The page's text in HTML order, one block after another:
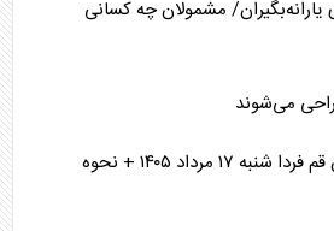
مشمولان چه کسانی
می‌شوند
جدول قطعی برق استان قم فردا شنبه ۱۷ مرداد ۱۴۰۵ + نحوه